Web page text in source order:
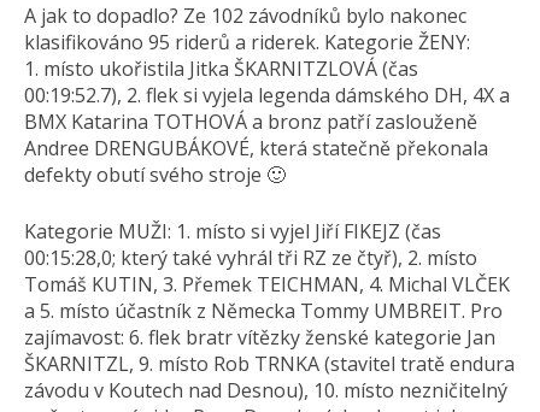
A jak to dopadlo? Ze 102 závodníků bylo nakonec
klasifikováno 95 riderů a riderek. Kategorie ŽENY:
1. místo ukořistila Jitka ŠKARNITZLOVÁ (čas
00:19:52.7), 2. flek si vyjela legenda dámského DH, 4X a
BMX Katarina TOTHOVÁ a bronz patří zaslouženě
Andree DRENGUBÁKOVÉ, která statečně překonala
defekty obutí svého stroje 🙂
Kategorie MUŽI: 1. místo si vyjel Jiří FIKEJZ (čas
00:15:28,0; který také vyhrál tři RZ ze čtyř), 2. místo
Tomáš KUTIN, 3. Přemek TEICHMAN, 4. Michal VLČEK
a 5. místo účastník z Německa Tommy UMBREIT. Pro
zajímavost: 6. flek bratr vítězky ženské kategorie Jan
ŠKARNITZL, 9. místo Rob TRNKA (stavitel tratě endura
závodu v Koutech nad Desnou), 10. místo nezničitelný